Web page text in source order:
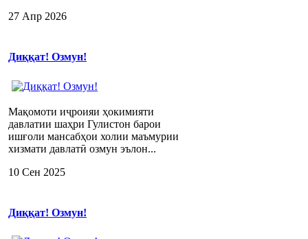
27 Апр 2026
Диққат! Озмун!
Мақомоти иҷроияи ҳокимияти
давлатии шаҳри Гулистон барои
ишғоли мансабҳои холии маъмурии
хизмати давлатӣ озмун эълон...
10 Сен 2025
Диққат! Озмун!